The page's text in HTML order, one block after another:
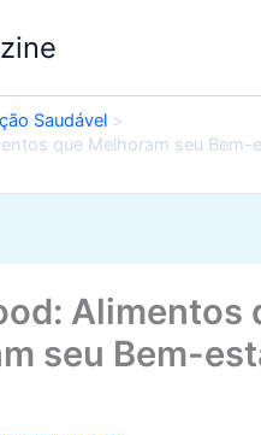
Saudável
que Melhoram seu Bem-
Alimentos
seu Bem-